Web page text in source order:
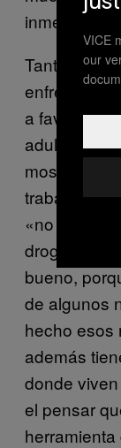
Tanto es
a favor del
adultos, el
mostrado
trabajo.
«no
drogas les
bueno,
de algunos
hecho esos
además
donde
el pensar
VICE
our